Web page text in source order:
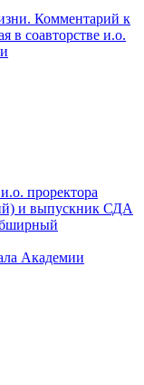
Комментарий к
в соавторстве и.о.
проректора
и выпускник СДА
Академии